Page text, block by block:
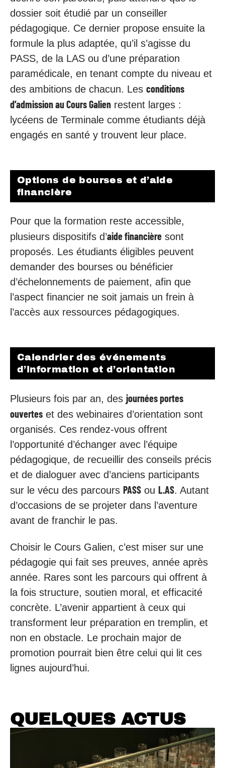
dossier soit étudié par un conseiller
pédagogique. Ce dernier propose ensuite la
formule la plus adaptée, qu’il s’agisse du
PASS, de la LAS ou d’une préparation
paramédicale, en tenant compte du niveau et
des ambitions de chacun. Les conditions
d’admission au Cours Galien restent larges :
lycéens de Terminale comme étudiants déjà
engagés en santé y trouvent leur place.
Options de bourses et d’aide
financière
Pour que la formation reste accessible,
plusieurs dispositifs d’aide financière sont
proposés. Les étudiants éligibles peuvent
demander des bourses ou bénéficier
d’échelonnements de paiement, afin que
l’aspect financier ne soit jamais un frein à
l’accès aux ressources pédagogiques.
Calendrier des événements
d’information et d’orientation
Plusieurs fois par an, des journées portes
ouvertes et des webinaires d’orientation sont
organisés. Ces rendez-vous offrent
l’opportunité d’échanger avec l’équipe
pédagogique, de recueillir des conseils précis
et de dialoguer avec d’anciens participants
sur le vécu des parcours PASS ou L.AS. Autant
d’occasions de se projeter dans l’aventure
avant de franchir le pas.
Choisir le Cours Galien, c’est miser sur une
pédagogie qui fait ses preuves, année après
année. Rares sont les parcours qui offrent à
la fois structure, soutien moral, et efficacité
concrète. L’avenir appartient à ceux qui
transforment leur préparation en tremplin, et
non en obstacle. Le prochain major de
promotion pourrait bien être celui qui lit ces
lignes aujourd’hui.
QUELQUES ACTUS